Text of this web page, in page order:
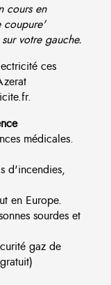
cours en
coupure'
votre gauche.
ces
médicales.
d'incendies,
en Europe.
sourdes et
gaz de